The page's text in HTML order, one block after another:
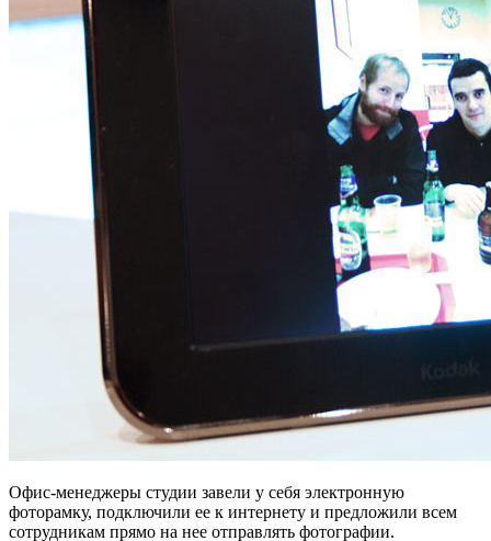
Офис-менеджеры студии завели у себя электронную
фоторамку, подключили ее к интернету и предложили всем
сотрудникам прямо на нее отправлять фотографии.